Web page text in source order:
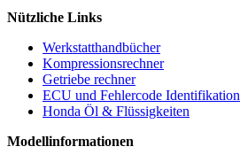
Nützliche Links
Werkstatthandbücher
Kompressionsrechner
Getriebe rechner
ECU und Fehlercode Identifikation
Honda Öl & Flüssigkeiten
Modellinformationen